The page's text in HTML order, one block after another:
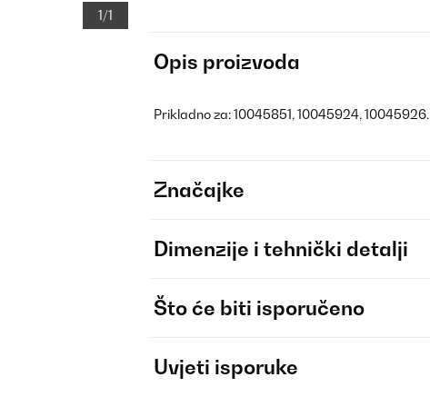
1/1
Opis proizvoda
Prikladno za: 10045851, 10045924, 10045926.
Značajke
Dimenzije i tehnički detalji
Što će biti isporučeno
Uvjeti isporuke